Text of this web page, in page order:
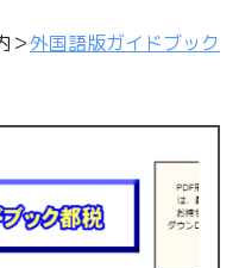
＞外国語版ガイドブック